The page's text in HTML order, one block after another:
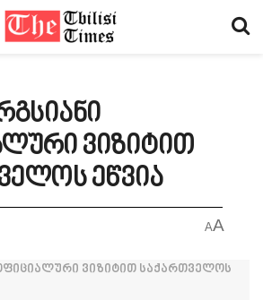
ვიზიტით
ეწვია
AA